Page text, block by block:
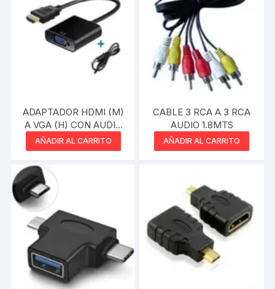
ADAPTADOR HDMI (M)
A VGA (H) CON AUDIO
NEGRO BLISTER SIN
MARCA
AÑADIR AL CARRITO
CABLE 3 RCA A 3 RCA
AUDIO 1.8MTS
AÑADIR AL CARRITO